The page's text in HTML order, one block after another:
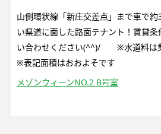
山側環状線「新庄交差点」まで車で
い県道に面した路面テナント！賃貸
い合わせください(^^)/ ※水道料は
※表記面積はおおよそです
メゾンウィーンNO.2 B号室